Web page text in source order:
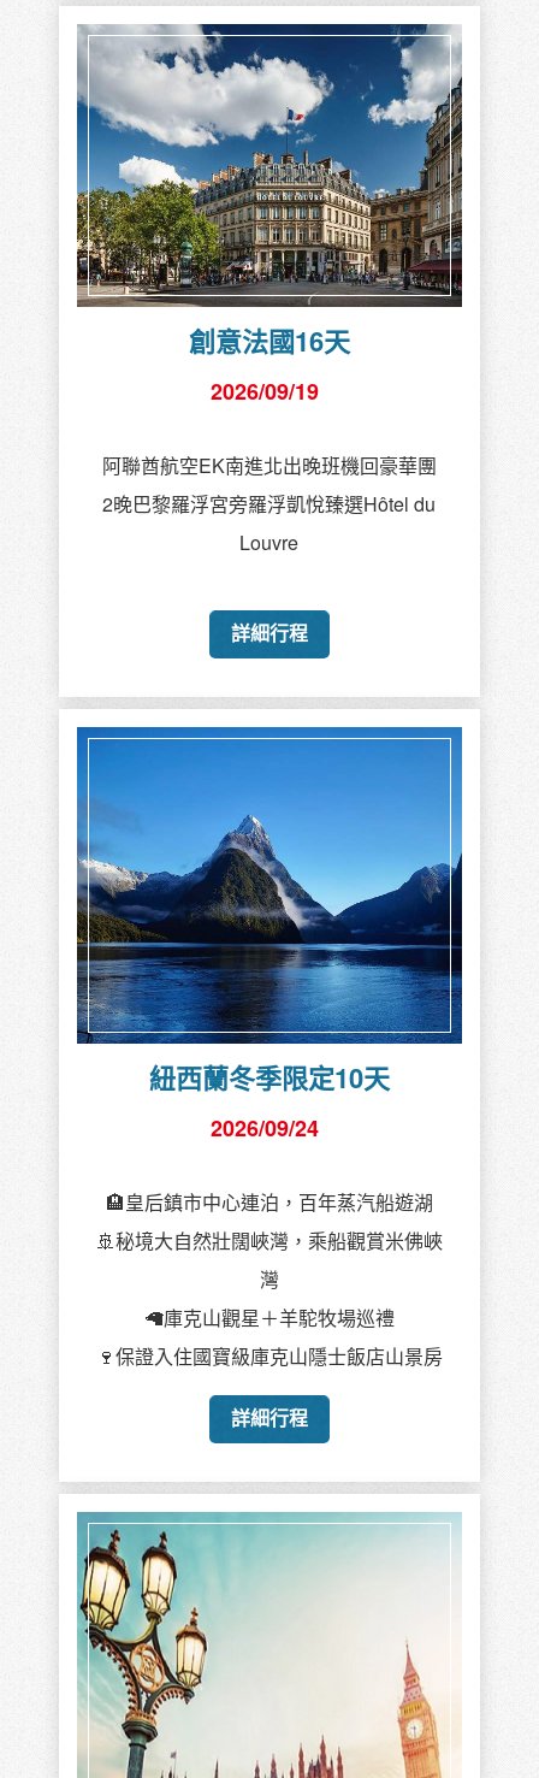
創意法國16天
2026/09/19
阿聯酋航空EK南進北出晚班機回豪華團
2晚巴黎羅浮宮旁羅浮凱悅臻選Hôtel du
Louvre
詳細行程
紐西蘭冬季限定10天
2026/09/24
🏨皇后鎮市中心連泊，百年蒸汽船遊湖
🚢秘境大自然壯闊峽灣，乘船觀賞米佛峽
灣
🦙庫克山觀星＋羊駝牧場巡禮
🍷保證入住國寶級庫克山隱士飯店山景房
詳細行程